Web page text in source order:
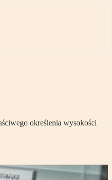
określenia wysokości